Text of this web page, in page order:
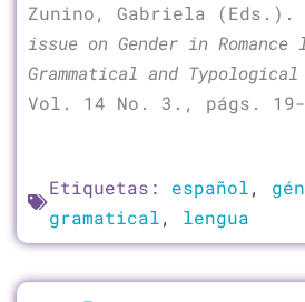
Zunino, Gabriela (Eds.).
issue on Gender in Romance
Grammatical and
Vol. 14 No. 3., págs. 19-
Etiquetas: español,
gramatical, lengua